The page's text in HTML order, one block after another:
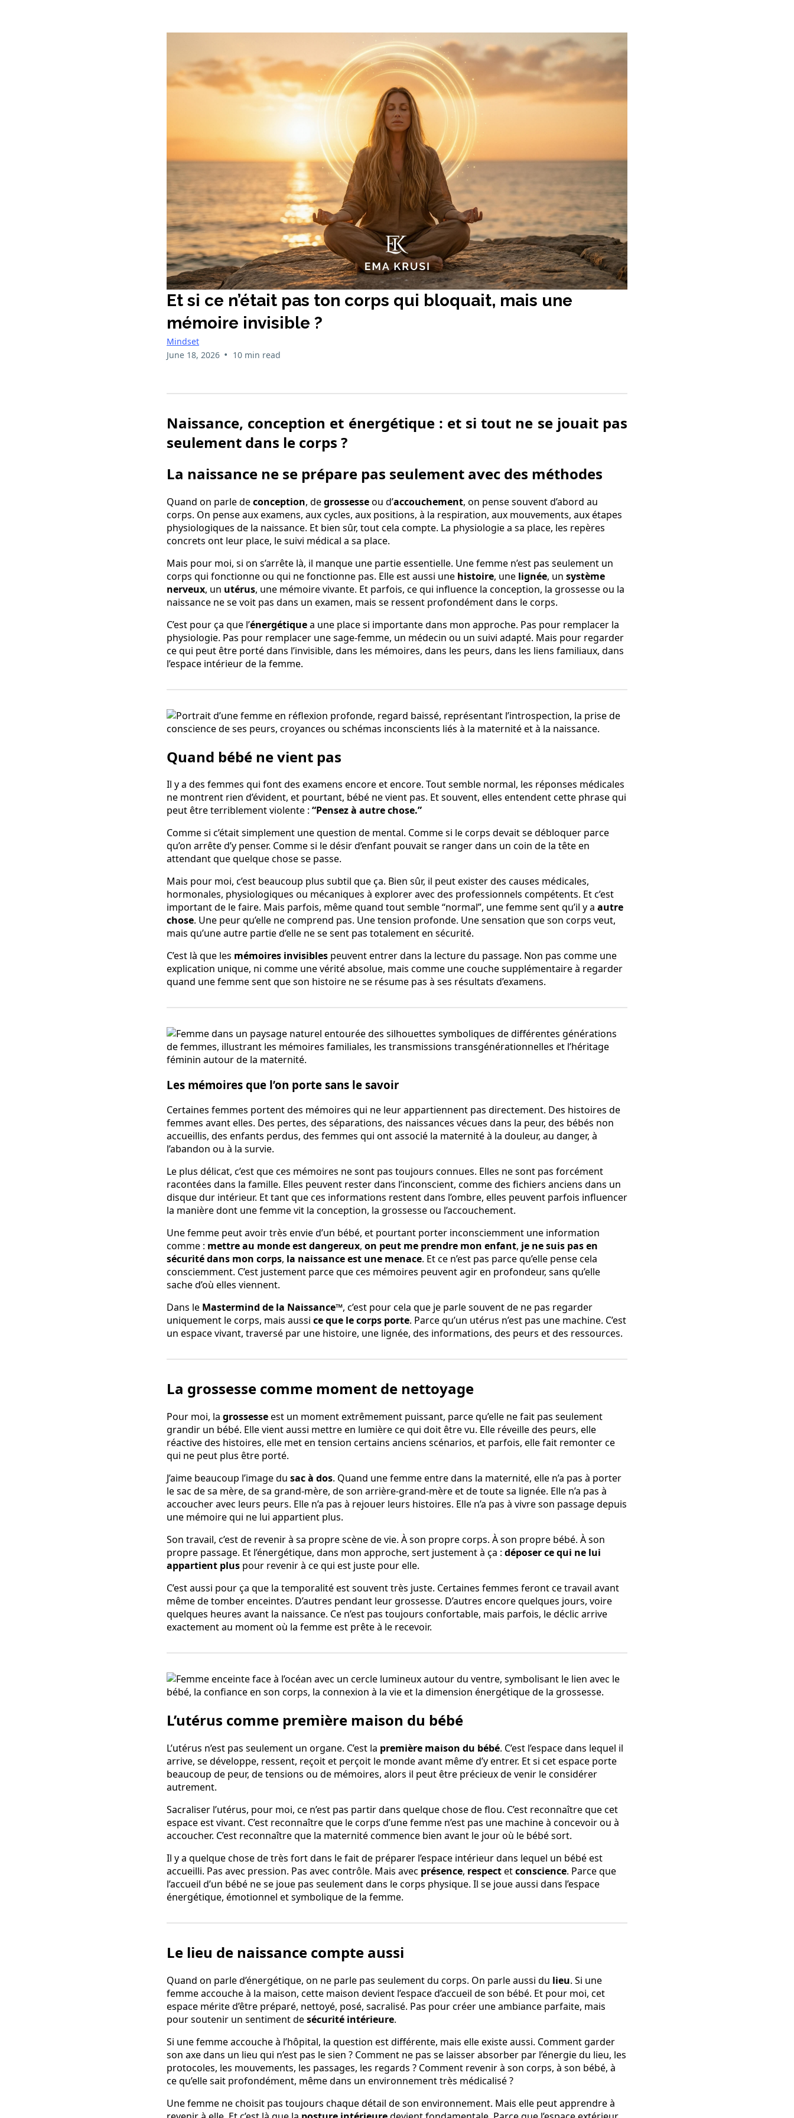
Et si ce n’était pas ton corps qui bloquait, mais une
mémoire invisible ?
Mindset
June 18, 2026 • 10 min read
Naissance, conception et énergétique : et si tout ne se jouait pas
seulement dans le corps ?
La naissance ne se prépare pas seulement avec des méthodes
Quand on parle deconception, degrossesseou d’accouchement, on pense souvent d’abord au
corps. On pense aux examens, aux cycles, aux positions, à la respiration, aux mouvements, aux étapes
physiologiques de la naissance. Et bien sûr, tout cela compte. La physiologie a sa place, les repères
concrets ont leur place, le suivi médical a sa place.
Mais pour moi, si on s’arrête là, il manque une partie essentielle. Une femme n’est pas seulement un
corps qui fonctionne ou qui ne fonctionne pas. Elle est aussi une histoire, une lignée, un système
nerveux, un utérus, une mémoire vivante. Et parfois, ce qui influence la conception, la grossesse ou la
naissance ne se voit pas dans un examen, mais se ressent profondément dans le corps.
C’est pour ça que l’énergétiquea une place si importante dans mon approche. Pas pour remplacer la
physiologie. Pas pour remplacer une sage-femme, un médecin ou un suivi adapté. Mais pour regarder
ce qui peut être porté dans l’invisible, dans les mémoires, dans les peurs, dans les liens familiaux, dans
l’espace intérieur de la femme.
Quand bébé ne vient pas
Il y a des femmes qui font des examens encore et encore. Tout semble normal, les réponses médicales
ne montrent rien d’évident, et pourtant, bébé ne vient pas. Et souvent, elles entendent cette phrase qui
peut être terriblement violente : “Pensez à autre chose.”
Comme si c’était simplement une question de mental. Comme si le corps devait se débloquer parce
qu’on arrête d’y penser. Comme si le désir d’enfant pouvait se ranger dans un coin de la tête en
attendant que quelque chose se passe.
Mais pour moi, c’est beaucoup plus subtil que ça. Bien sûr, il peut exister des causes médicales,
hormonales, physiologiques ou mécaniques à explorer avec des professionnels compétents. Et c’est
important de le faire. Mais parfois, même quand tout semble “normal”, une femme sent qu’il y a autre
chose. Une peur qu’elle ne comprend pas. Une tension profonde. Une sensation que son corps veut,
mais qu’une autre partie d’elle ne se sent pas totalement en sécurité.
C’est là que les mémoires invisibles peuvent entrer dans la lecture du passage. Non pas comme une
explication unique, ni comme une vérité absolue, mais comme une couche supplémentaire à regarder
quand une femme sent que son histoire ne se résume pas à ses résultats d’examens.
Les mémoires que l’on porte sans le savoir
Certaines femmes portent des mémoires qui ne leur appartiennent pas directement. Des histoires de
femmes avant elles. Des pertes, des séparations, des naissances vécues dans la peur, des bébés non
accueillis, des enfants perdus, des femmes qui ont associé la maternité à la douleur, au danger, à
l’abandon ou à la survie.
Le plus délicat, c’est que ces mémoires ne sont pas toujours connues. Elles ne sont pas forcément
racontées dans la famille. Elles peuvent rester dans l’inconscient, comme des fichiers anciens dans un
disque dur intérieur. Et tant que ces informations restent dans l’ombre, elles peuvent parfois influencer
la manière dont une femme vit la conception, la grossesse ou l’accouchement.
Une femme peut avoir très envie d’un bébé, et pourtant porter inconsciemment une information
comme : mettre au monde est dangereux, on peut me prendre mon enfant, je ne suis pas en
sécurité dans mon corps, la naissance est une menace. Et ce n’est pas parce qu’elle pense cela
consciemment. C’est justement parce que ces mémoires peuvent agir en profondeur, sans qu’elle
sache d’où elles viennent.
Dans le Mastermind de la Naissance™, c’est pour cela que je parle souvent de ne pas regarder
uniquement le corps, mais aussi ce que le corps porte. Parce qu’un utérus n’est pas une machine. C’est
un espace vivant, traversé par une histoire, une lignée, des informations, des peurs et des ressources.
La grossesse comme moment de nettoyage
Pour moi, la grossesseest un moment extrêmement puissant, parce qu’elle ne fait pas seulement
grandir un bébé. Elle vient aussi mettre en lumière ce qui doit être vu. Elle réveille des peurs, elle
réactive des histoires, elle met en tension certains anciens scénarios, et parfois, elle fait remonter ce
qui ne peut plus être porté.
J’aime beaucoup l’image du sac à dos. Quand une femme entre dans la maternité, elle n’a pas à porter
le sac de sa mère, de sa grand-mère, de son arrière-grand-mère et de toute sa lignée. Elle n’a pas à
accoucher avec leurs peurs. Elle n’a pas à rejouer leurs histoires. Elle n’a pas à vivre son passage depuis
une mémoire qui ne lui appartient plus.
Son travail, c’est de revenir à sa propre scène de vie. À son propre corps. À son propre bébé. À son
propre passage. Et l’énergétique, dans mon approche, sert justement à ça : déposer ce qui ne lui
appartient plus pour revenir à ce qui est juste pour elle.
C’est aussi pour ça que la temporalité est souvent très juste. Certaines femmes feront ce travail avant
même de tomber enceintes. D’autres pendant leur grossesse. D’autres encore quelques jours, voire
quelques heures avant la naissance. Ce n’est pas toujours confortable, mais parfois, le déclic arrive
exactement au moment où la femme est prête à le recevoir.
L’utérus comme première maison du bébé
L’utérus n’est pas seulement un organe. C’est la première maison du bébé. C’est l’espace dans lequel il
arrive, se développe, ressent, reçoit et perçoit le monde avant même d’y entrer. Et si cet espace porte
beaucoup de peur, de tensions ou de mémoires, alors il peut être précieux de venir le considérer
autrement.
Sacraliser l’utérus, pour moi, ce n’est pas partir dans quelque chose de flou. C’est reconnaître que cet
espace est vivant. C’est reconnaître que le corps d’une femme n’est pas une machine à concevoir ou à
accoucher. C’est reconnaître que la maternité commence bien avant le jour où le bébé sort.
Il y a quelque chose de très fort dans le fait de préparer l’espace intérieur dans lequel un bébé est
accueilli. Pas avec pression. Pas avec contrôle. Mais avec présence, respectetconscience. Parce que
l’accueil d’un bébé ne se joue pas seulement dans le corps physique. Il se joue aussi dans l’espace
énergétique, émotionnel et symbolique de la femme.
Le lieu de naissance compte aussi
Quand on parle d’énergétique, on ne parle pas seulement du corps. On parle aussi du lieu. Si une
femme accouche à la maison, cette maison devient l’espace d’accueil de son bébé. Et pour moi, cet
espace mérite d’être préparé, nettoyé, posé, sacralisé. Pas pour créer une ambiance parfaite, mais
pour soutenir un sentiment desécurité intérieure.
Si une femme accouche à l’hôpital, la question est différente, mais elle existe aussi. Comment garder
son axe dans un lieu qui n’est pas le sien ? Comment ne pas se laisser absorber par l’énergie du lieu, les
protocoles, les mouvements, les passages, les regards ? Comment revenir à son corps, à son bébé, à
ce qu’elle sait profondément, même dans un environnement très médicalisé ?
Une femme ne choisit pas toujours chaque détail de son environnement. Mais elle peut apprendre à